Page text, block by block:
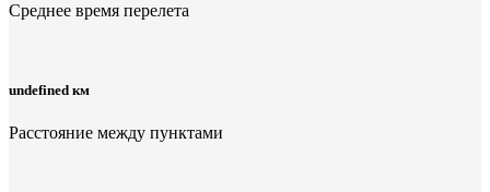
Среднее время перелета
undefined км
Расстояние между пунктами